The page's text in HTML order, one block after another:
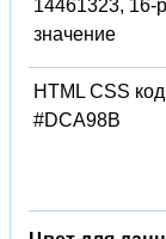
14461323, 16-
значение
HTML CSS
#DCA98B